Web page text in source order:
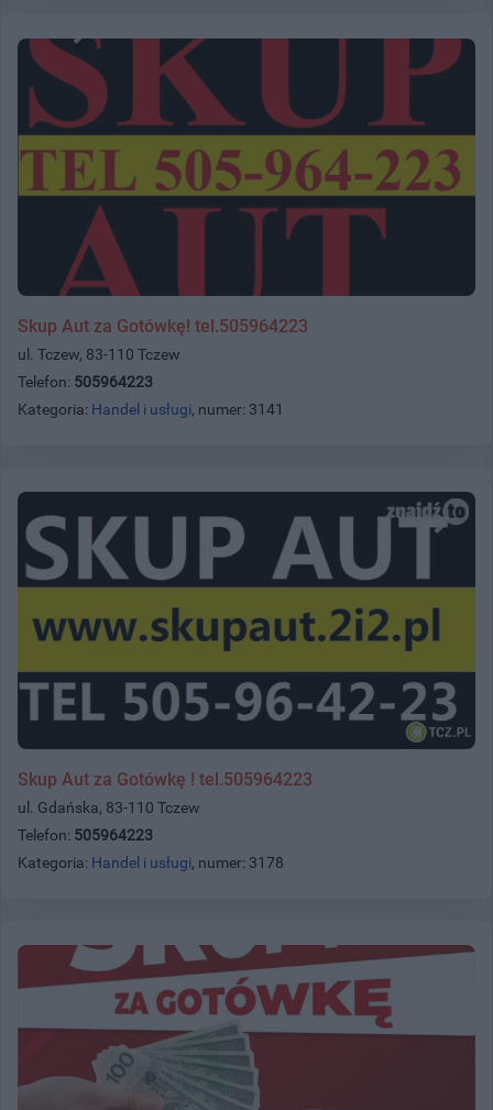
Skup Aut za Gotówkę! tel.505964223
ul. Tczew, 83-110 Tczew
Telefon: 505964223
Kategoria: Handel i usługi, numer: 3141
Skup Aut za Gotówkę ! tel.505964223
ul. Gdańska, 83-110 Tczew
Telefon: 505964223
Kategoria: Handel i usługi, numer: 3178